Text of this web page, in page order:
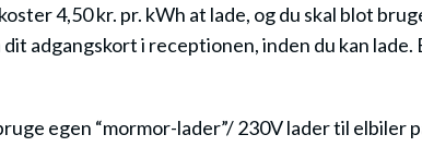
4,50 kr. pr. kWh at lade, og du skal blot
adgangskort i receptionen, inden du kan
egen “mormor-lader”/ 230V lader til elbiler